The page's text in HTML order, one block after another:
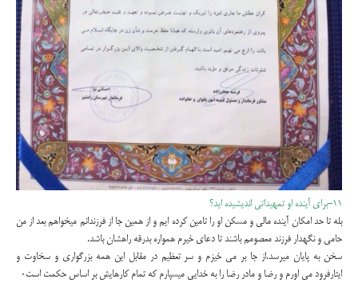
۱۱-برای آینده او تمهیداتی اندیشیده اید؟
بله تا حد امکان آینده مالی و مسکن او را تامین کرده ایم و از همین جا از فرزندانم میخواهم بعد از من
حامی و نگهدار فرزند معصومم باشند تا دعای خیرم همواره بدرقه راهشان باشد.
سخن به پایان میرسد.از جا بر می خیزم و سر تعظیم در مقابل این همه بزرگواری و سخاوت و
ایثارفرود می اورم و رضا و مادر رضا را به خدایی میسپارم که تمام کارهایش بر اساس حکمت است۰